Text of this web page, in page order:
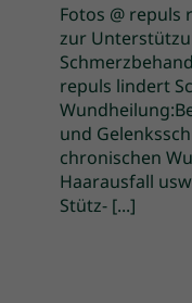
Fotos @ repuls
zur
repuls lindert
und
chronischen
Haarausfall
Stütz- [...]